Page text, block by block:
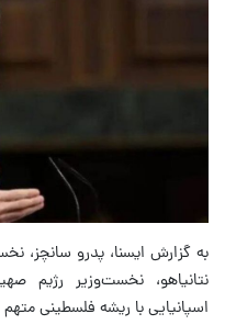
به گزارش ایسنا، پدرو سانچز،
نتانیاهو، نخست‌وزیر رژیم
اسپانیایی با ریشه فلسطینی